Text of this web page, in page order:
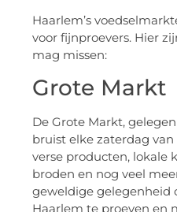
Haarlem’s
voor fijnproevers. Hier
mag missen:
Grote Markt
De Grote Markt,
bruist elke zaterdag
verse producten, lokale
broden en nog veel
geweldige gelegenheid
Haarlem te proeven en